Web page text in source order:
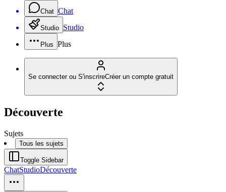
Chat Chat
Studio Studio
Plus Plus
Se connecter ou S'inscrireCréer un compte gratuit
Découverte
Sujets
Tous les sujets
Toggle Sidebar
ChatStudioDécouverte